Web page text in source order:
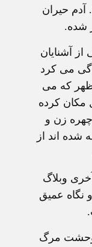
انقلاب و 25 -26 سال تا 30 و 31. آدم حيران
شده.
آشنايان
می کرد
که می
مکان کرده
زن و
شده اند از
وبلاگ
عميق
وحشت مرگ